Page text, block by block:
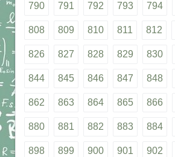
790 791 792 793 794
808 809 810 811 812
826 827 828 829 830
844 845 846 847 848
862 863 864 865 866
880 881 882 883 884
898 899 900 901 902